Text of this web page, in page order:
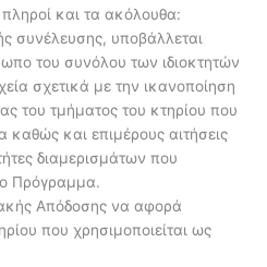
και τα ακόλουθα:
συνέλευσης, υποβάλλεται
του συνόλου των ιδιοκτητών
σχετικά με την ικανοποίηση
του τμήματος του κτηρίου που
καθώς και επιμέρους αιτήσεις
διαμερισμάτων που
Πρόγραμμα.
Απόδοσης να αφορά
που χρησιμοποιείται ως